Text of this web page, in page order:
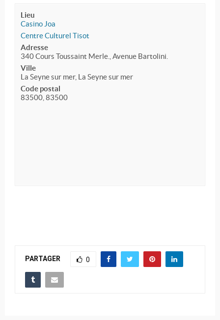
Lieu
Casino Joa
Centre Culturel Tisot
Adresse
340 Cours Toussaint Merle., Avenue Bartolini.
Ville
La Seyne sur mer, La Seyne sur mer
Code postal
83500, 83500
PARTAGER 0